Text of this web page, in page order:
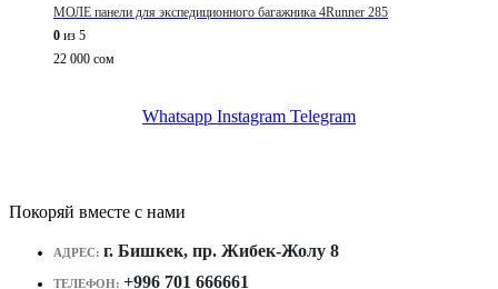
МОЛЕ панели для экспедиционного багажника 4Runner 285
0 из 5
22 000 сом
Whatsapp Instagram Telegram
Покоряй вместе с нами
АДРЕС: г. Бишкек, пр. Жибек-Жолу 8
ТЕЛЕФОН: +996 701 666661